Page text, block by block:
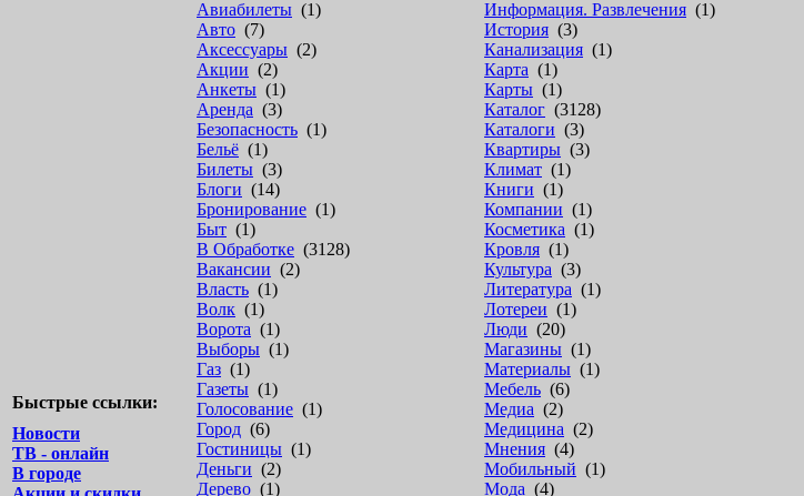
Быстрые ссылки:
Новости
ТВ - онлайн
В городе
Авиабилеты (1)
Авто (7)
Аксессуары (2)
Акции (2)
Анкеты (1)
Аренда (3)
Безопасность (1)
Бельё (1)
Билеты (3)
Блоги (14)
Бронирование (1)
Быт (1)
В Обработке (3128)
Вакансии (2)
Власть (1)
Волк (1)
Ворота (1)
Выборы (1)
Газ (1)
Газеты (1)
Голосование (1)
Город (6)
Гостиницы (1)
Деньги (2)
Дерево (1)
Информация. Развлечения (1)
История (3)
Канализация (1)
Карта (1)
Карты (1)
Каталог (3128)
Каталоги (3)
Квартиры (3)
Климат (1)
Книги (1)
Компании (1)
Косметика (1)
Кровля (1)
Культура (3)
Литература (1)
Лотереи (1)
Люди (20)
Магазины (1)
Материалы (1)
Мебель (6)
Медиа (2)
Медицина (2)
Мнения (4)
Мобильный (1)
Мода (4)